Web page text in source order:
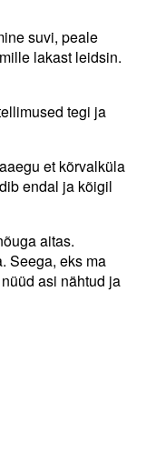
suvi, peale
lakast leidsin.
tegi ja
et kõrvalküla
endal ja kõigil
aitas.
Seega, eks ma
asi nähtud ja